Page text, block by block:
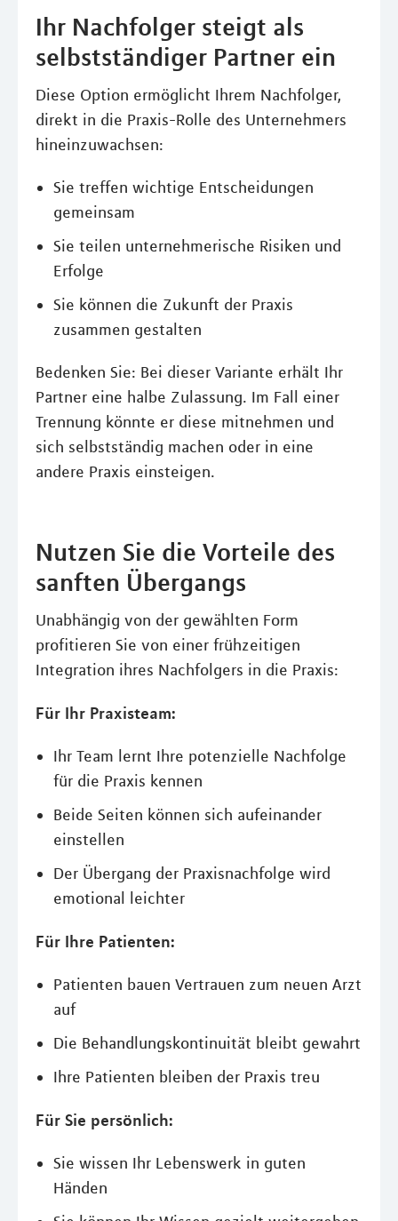
Ihr Nachfolger steigt als
selbstständiger Partner ein
Diese Option ermöglicht Ihrem Nachfolger,
direkt in die Praxis-Rolle des Unternehmers
hineinzuwachsen:
Sie treffen wichtige Entscheidungen
gemeinsam
Sie teilen unternehmerische Risiken und
Erfolge
Sie können die Zukunft der Praxis
zusammen gestalten
Bedenken Sie: Bei dieser Variante erhält Ihr
Partner eine halbe Zulassung. Im Fall einer
Trennung könnte er diese mitnehmen und
sich selbstständig machen oder in eine
andere Praxis einsteigen.
Nutzen Sie die Vorteile des
sanften Übergangs
Unabhängig von der gewählten Form
profitieren Sie von einer frühzeitigen
Integration ihres Nachfolgers in die Praxis:
Für Ihr Praxisteam:
Ihr Team lernt Ihre potenzielle Nachfolge
für die Praxis kennen
Beide Seiten können sich aufeinander
einstellen
Der Übergang der Praxisnachfolge wird
emotional leichter
Für Ihre Patienten:
Patienten bauen Vertrauen zum neuen Arzt
auf
Die Behandlungskontinuität bleibt gewahrt
Ihre Patienten bleiben der Praxis treu
Für Sie persönlich:
Sie wissen Ihr Lebenswerk in guten
Händen